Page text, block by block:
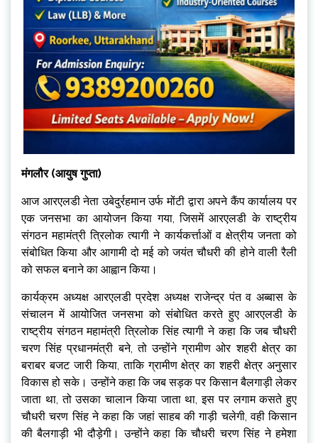
मंगलौर (आयुष गुप्ता)
आज आरएलडी नेता उबेदुर्रहमान उर्फ मोंटी द्वारा अपने कैंप कार्यालय पर
एक जनसभा का आयोजन किया गया, जिसमें आरएलडी के राष्ट्रीय
संगठन महामंत्री त्रिलोक त्यागी ने कार्यकर्त्ताओं व क्षेत्रीय जनता को
संबोधित किया और आगामी दो मई को जयंत चौधरी की होने वाली रैली
को सफल बनाने का आह्वान किया।
कार्यक्रम अध्यक्ष आरएलडी प्रदेश अध्यक्ष राजेन्द्र पंत व अब्बास के
संचालन में आयोजित जनसभा को संबोधित करते हुए आरएलडी के
राष्ट्रीय संगठन महामंत्री त्रिलोक सिंह त्यागी ने कहा कि जब चौधरी
चरण सिंह प्रधानमंत्री बने, तो उन्होंने ग्रामीण ओर शहरी क्षेत्र का
बराबर बजट जारी किया, ताकि ग्रामीण क्षेत्र का शहरी क्षेत्र अनुसार
विकास हो सके। उन्होंने कहा कि जब सड़क पर किसान बैलगाड़ी लेकर
जाता था, तो उसका चालान किया जाता था, इस पर लगाम कसते हुए
चौधरी चरण सिंह ने कहा कि जहां साहब की गाड़ी चलेगी, वही किसान
की बैलगाड़ी भी दौड़ेगी। उन्होंने कहा कि चौधरी चरण सिंह ने हमेशा